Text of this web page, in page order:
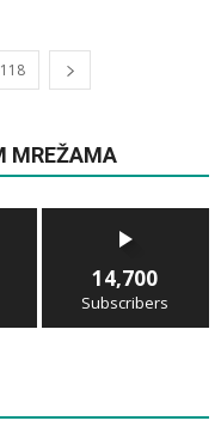
118
MREŽAMA
14,700
Subscribers